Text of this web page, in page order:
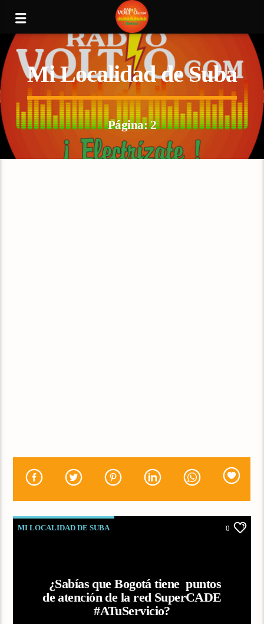
Mi Localidad de Suba
Página: 2
MI LOCALIDAD DE SUBA 0
¿Sabías que Bogotá tiene puntos
de atención de la red SuperCADE
#ATuServicio?